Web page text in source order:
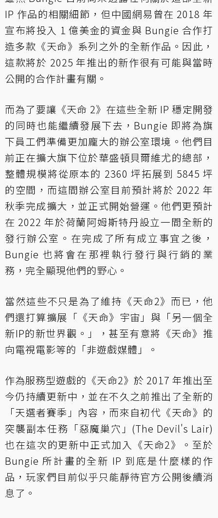
IP 作品的相關細節，但中國網易曾在 2018 年
宣布將投入 1 億美金的資金與 Bungie 合作打
造多款《天命》系列之外的全新作品。因此，
這款將於 2025 年推出的新作很有可能與當時
公開的合作計畫有關。
而為了要讓《天命 2》在這些全新 IP 穩定開發
的同時也能繼續發展下去，Bungie 即將為旗
下員工們準備更加龐大的辦公室環境。他們目
前正在擴大旗下位於華盛頓貝爾維尤的總部，
整體規模將從原本的 2360 坪拓展到 5845 坪
的空間，而這間辦公室目前預計將於 2022 年
秋季完成擴大，並正式開始營運。他們更預計
在 2022 年於荷蘭阿姆斯特丹設立一間全新的
發行辦公室。在完成了所有成立事宜之後，
Bungie 也將會在那裡執行發行與行銷的業
務，完全顯現他們的野心。
當然這些不只是為了維持《天命2》而已，他
們還打算擴展「《天命》宇宙」與「另一個全
新IP的新世界觀。」，甚至有意將《天命》推
向電視電影等的「非遊戲媒體」。
作為服務型遊戲的《天命2》於 2017 年推出至
今仍持續更新中，並在不久之前推出了全新的
「天選者賽季」內容，而來自初代《天命》的
突襲副本任務「惡魔巢穴」(The Devil's Lair)
也在這次的更新中正式加入《天命2》。至於
Bungie 所計畫的全新 IP 到底是什麼樣的作
品，玩家們目前似乎只能靜待官方公開後續消
息了。